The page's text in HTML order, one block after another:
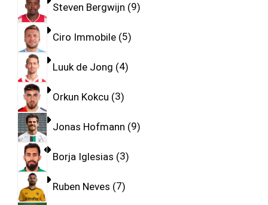
Steven Bergwijn 9
Ciro Immobile 5
Luuk de Jong 4
Orkun Kokcu 3
Jonas Hofmann 9
Borja Iglesias 3
Ruben Neves 7